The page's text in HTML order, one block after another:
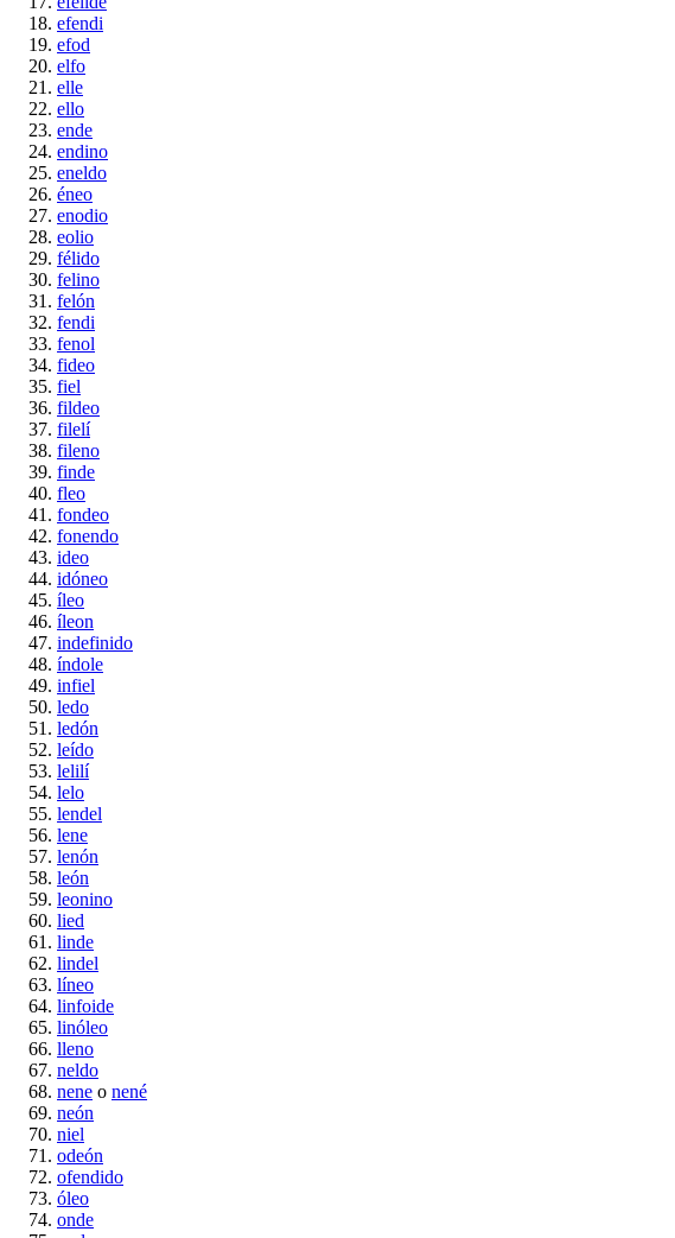
efendi
efod
elfo
elle
ello
ende
endino
eneldo
éneo
enodio
eolio
félido
felino
felón
fendi
fenol
fideo
fiel
fildeo
filelí
fileno
finde
fleo
fondeo
fonendo
ideo
idóneo
íleo
íleon
indefinido
índole
infiel
ledo
ledón
leído
lelilí
lelo
lendel
lene
lenón
león
leonino
lied
linde
lindel
líneo
linfoide
linóleo
lleno
neldo
nene o nené
neón
niel
odeón
ofendido
óleo
onde